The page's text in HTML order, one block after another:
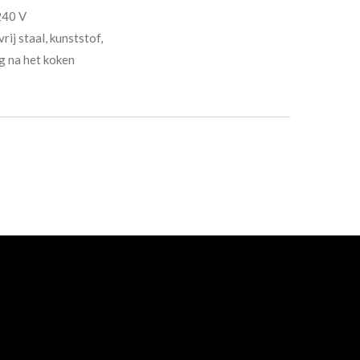
V
staal, kunststof,
na het koken